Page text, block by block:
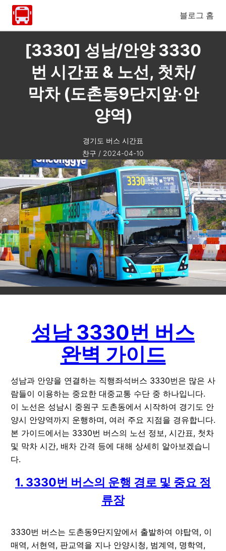
블로그 홈
[3330] 성남/안양 3330
번 시간표 & 노선, 첫차/
막차 (도촌동9단지앞·안
양역)
경기도 버스 시간표
찬구 / 2024-04-10
성남 3330번 버스
완벽 가이드
성남과 안양을 연결하는 직행좌석버스 3330번은 많은 사
람들이 이용하는 중요한 대중교통 수단 중 하나입니다.
이 노선은 성남시 중원구 도촌동에서 시작하여 경기도 안
양시 안양역까지 운행하며, 여러 주요 지점을 경유합니다.
본 가이드에서는 3330번 버스의 노선 정보, 시간표, 첫차
및 막차 시간, 배차 간격 등에 대해 상세히 알아보겠습니
다.
1. 3330번 버스의 운행 경로 및 중요 정
류장
3330번 버스는 도촌동9단지앞에서 출발하여 야탑역, 이
매역, 서현역, 판교역을 지나 안양시청, 범계역, 명학역,